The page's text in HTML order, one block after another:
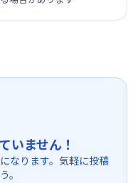
いません！
なります。気軽に投稿
。